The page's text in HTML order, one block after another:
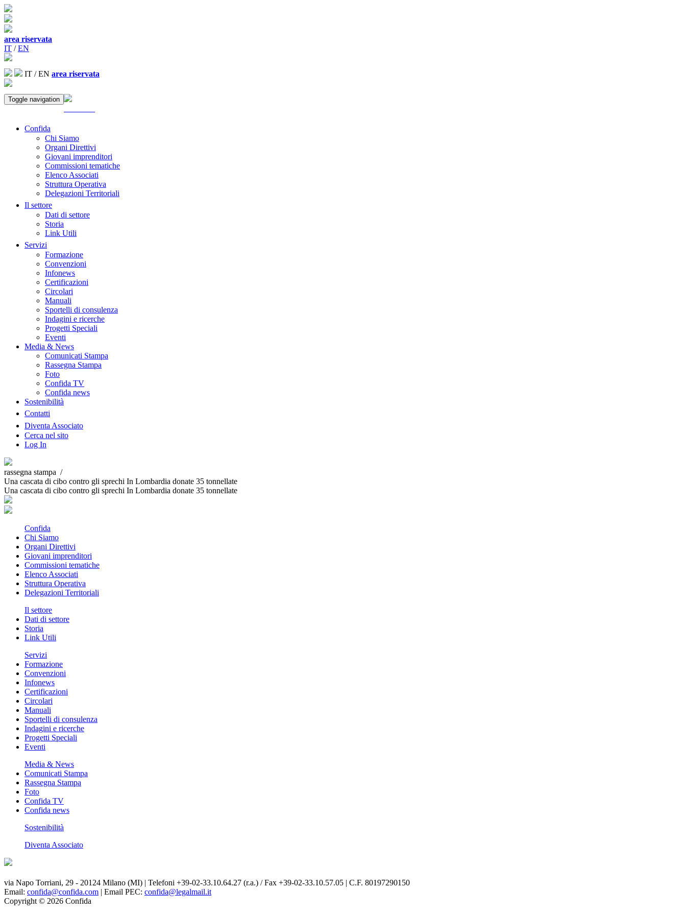
area riservata
IT /EN
IT /EN area riservata
Toggle navigation
Confida
Chi Siamo
Organi Direttivi
Giovani imprenditori
Commissioni tematiche
Elenco Associati
Struttura Operativa
Delegazioni Territoriali
Il settore
Dati di settore
Storia
Link Utili
Servizi
Formazione
Convenzioni
Infonews
Certificazioni
Circolari
Manuali
Sportelli di consulenza
Indagini e ricerche
Progetti Speciali
Eventi
Media & News
Comunicati Stampa
Rassegna Stampa
Foto
Confida TV
Confida news
Sostenibilità
Contatti
Diventa Associato
Cerca nel sito
Log In
rassegna stampa /
Una cascata di cibo contro gli sprechi In Lombardia donate 35 tonnellate
Una cascata di cibo contro gli sprechi In Lombardia donate 35 tonnellate
Confida
Chi Siamo
Organi Direttivi
Giovani imprenditori
Commissioni tematiche
Elenco Associati
Struttura Operativa
Delegazioni Territoriali
Il settore
Dati di settore
Storia
Link Utili
Servizi
Formazione
Convenzioni
Infonews
Certificazioni
Circolari
Manuali
Sportelli di consulenza
Indagini e ricerche
Progetti Speciali
Eventi
Media & News
Comunicati Stampa
Rassegna Stampa
Foto
Confida TV
Confida news
Sostenibilità
Diventa Associato
via Napo Torriani, 29 - 20124 Milano (MI) | Telefoni +39-02-33.10.64.27 (r.a.) / Fax +39-02-33.10.57.05 | C.F. 80197290150
Email: confida@confida.com | Email PEC: confida@legalmail.it
Copyright © 2026 Confida